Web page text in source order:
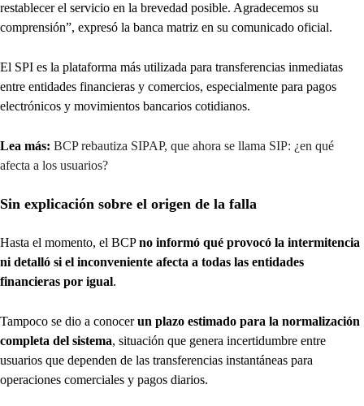
restablecer el servicio en la brevedad posible. Agradecemos su
comprensión”, expresó la banca matriz en su comunicado oficial.
El SPI es la plataforma más utilizada para transferencias inmediatas
entre entidades financieras y comercios, especialmente para pagos
electrónicos y movimientos bancarios cotidianos.
Lea más: BCP rebautiza SIPAP, que ahora se llama SIP: ¿en qué
afecta a los usuarios?
Sin explicación sobre el origen de la falla
Hasta el momento, el BCPno informó qué provocó la intermitencia
ni detalló si el inconveniente afecta a todas las entidades
financieras por igual.
Tampoco se dio a conocerun plazo estimado para la normalización
completa del sistema, situación que genera incertidumbre entre
usuarios que dependen de las transferencias instantáneas para
operaciones comerciales y pagos diarios.